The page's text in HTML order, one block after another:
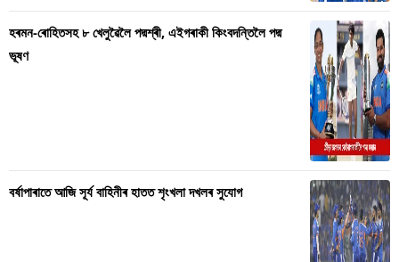
হৰমন-ৰোহিতসহ ৮ খেলুৱৈলৈ পদ্মশ্ৰী, এইগৰাকী কিংবদন্তিলৈ পদ্ম
ভূষণ
বৰ্ষাপাৰাতে আজি সূৰ্য বাহিনীৰ হাতত শৃংখলা দখলৰ সুযোগ